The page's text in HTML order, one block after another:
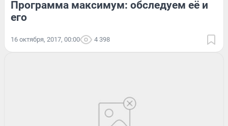
Программа максимум: обследуем её и
его
16 октября, 2017, 00:00 4 398